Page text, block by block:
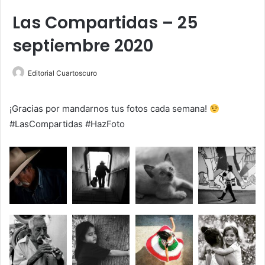
Las Compartidas – 25
septiembre 2020
Editorial Cuartoscuro
¡Gracias por mandarnos tus fotos cada semana!
#LasCompartidas #HazFoto